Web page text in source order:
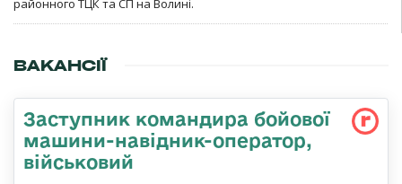
районного ТЦК та СП на Волині.
ВАКАНСІЇ
Заступник командиpа бойової
машини-навідник-оператор,
військовий